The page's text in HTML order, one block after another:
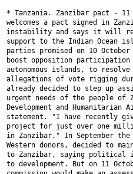
* Tanzania. Zanzibar pact - 11
welcomes a pact signed in
instability and says it will
support to the Indian Ocean
parties promised on 10
boost opposition participation
autonomous islands, to resolve
allegations of vote
rigging
already decided to step up
urgent needs of the people of
Development and
statement. "I have recently
project for just over one
in Zanzibar." In September the
Western donors, decided to
to Zanzibar, saying political
to development. But on 11